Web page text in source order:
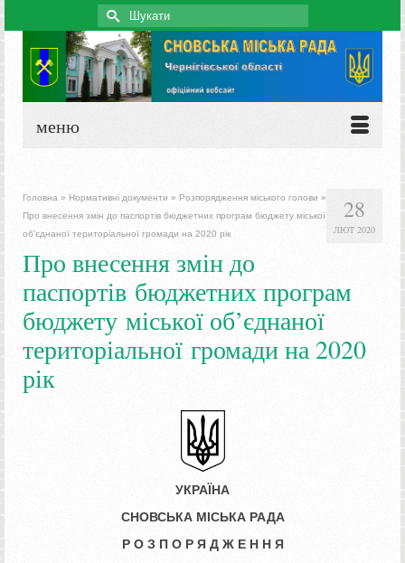
Search
for:
меню
28
ЛЮТ 2020
Головна » Нормативні документи » Розпорядження міського голови »
Про внесення змін до паспортів бюджетних програм бюджету міської
об’єднаної територіальної громади на 2020 рік
Про внесення змін до
паспортів бюджетних програм
бюджету міської об’єднаної
територіальної громади на 2020
рік
УКРАЇНА
СНОВСЬКАМІСЬКА РАДА
Р О З П О Р Я Д Ж Е Н Н Я